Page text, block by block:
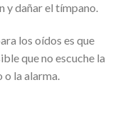
y dañar el tímpano.
los oídos es que
que no escuche la
o la alarma.